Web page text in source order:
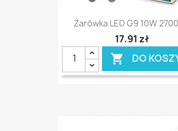
Żarówka LED G9 10W
17,91 zł
 DO